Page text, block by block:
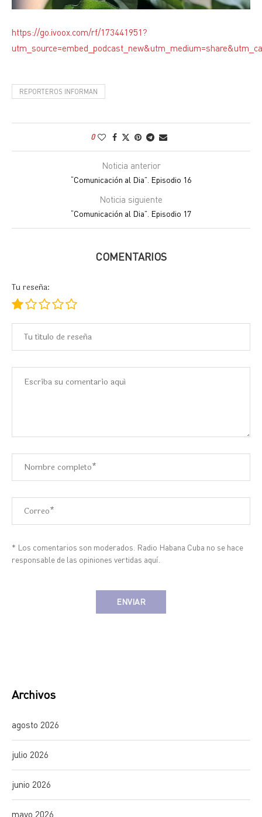
https://go.ivoox.com/rf/173441951?
REPORTEROS INFORMAN
0
Noticia anterior
“Comunicación al Dia”. Episodio 16
Noticia siguiente
“Comunicación al Dia”. Episodio 17
COMENTARIOS
Tu reseña:
* Los comentarios son moderados. Radio Habana Cuba no se hace
responsable de las opiniones vertidas aquí.
Archivos
agosto 2026
julio 2026
junio 2026
mayo 2026